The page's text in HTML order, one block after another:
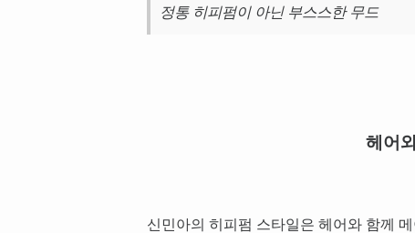
정통 히피펌이 아닌 부스스한 무드
헤어
신민아의 히피펌 스타일은 헤어와 함께